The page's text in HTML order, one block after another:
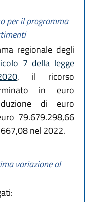
per il programma
regionale degli
7 della legge
, il ricorso
in euro
di euro
79.679.298,66
nel 2022.
variazione al